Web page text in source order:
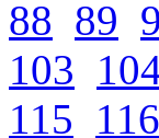
88 89
103
115 116